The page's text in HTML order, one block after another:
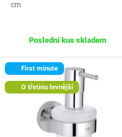
cm
Poslední kus skladem
First minute
O třetinu levnější